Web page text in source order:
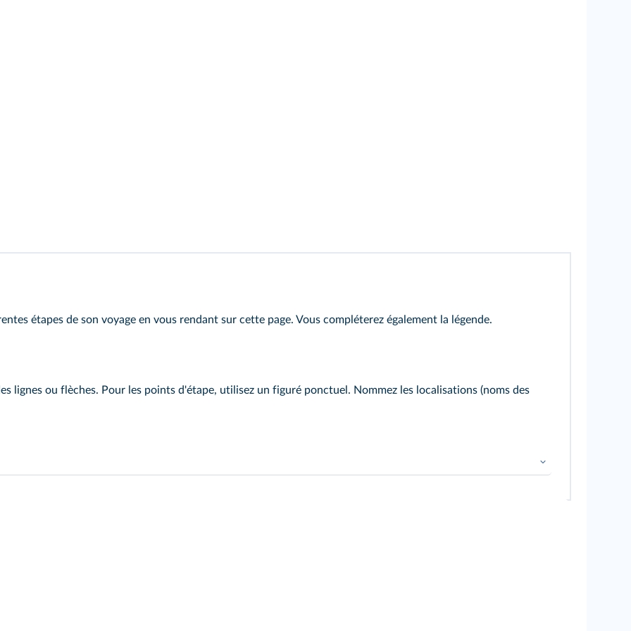
étapes de son voyage en vous rendant sur cette page. Vous compléterez également la légende.
lignes ou flèches. Pour les points d'étape, utilisez un figuré ponctuel. Nommez les localisations (noms des